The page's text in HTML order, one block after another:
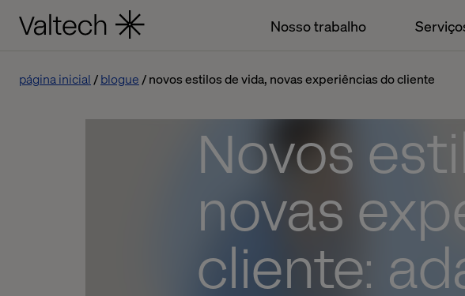
Nosso trabalho
página inicial blogue novos estilos de vida, novas experiências do cliente
Novos
novas
cliente: